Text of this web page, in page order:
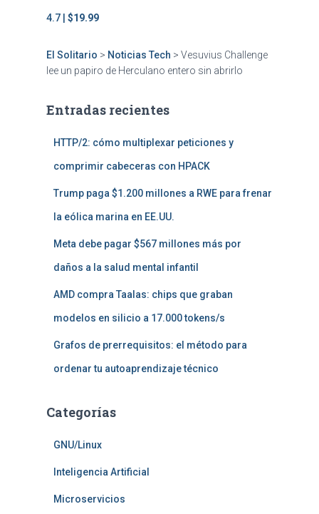
4.7 | $19.99
El Solitario > Noticias Tech > Vesuvius Challenge
lee un papiro de Herculano entero sin abrirlo
Entradas recientes
HTTP/2: cómo multiplexar peticiones y
comprimir cabeceras con HPACK
Trump paga $1.200 millones a RWE para frenar
la eólica marina en EE.UU.
Meta debe pagar $567 millones más por
daños a la salud mental infantil
AMD compra Taalas: chips que graban
modelos en silicio a 17.000 tokens/s
Grafos de prerrequisitos: el método para
ordenar tu autoaprendizaje técnico
Categorías
GNU/Linux
Inteligencia Artificial
Microservicios